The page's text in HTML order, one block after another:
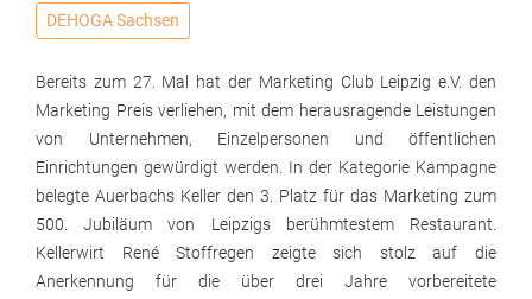
DEHOGA Sachsen
Bereits zum 27. Mal hat der Marketing Club Leipzig e.V. den
Marketing Preis verliehen, mit dem herausragende Leistungen
von Unternehmen, Einzelpersonen und öffentlichen
Einrichtungen gewürdigt werden. In der Kategorie Kampagne
belegte Auerbachs Keller den 3. Platz für das Marketing zum
500. Jubiläum von Leipzigs berühmtestem Restaurant.
Kellerwirt René Stoffregen zeigte sich stolz auf die
Anerkennung für die über drei Jahre vorbereitete